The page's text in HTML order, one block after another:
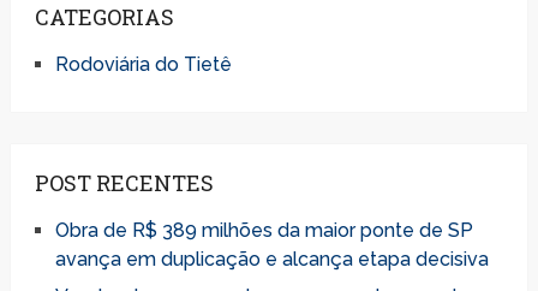
CATEGORIAS
Rodoviária do Tietê
POST RECENTES
Obra de R$ 389 milhões da maior ponte de SP
avança em duplicação e alcança etapa decisiva